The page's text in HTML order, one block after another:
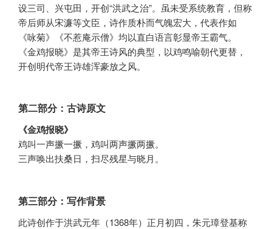
设三司、兴屯田，开创“洪武之治”。虽未受系统教育，但称
帝后师从宋濂等文臣，诗作质朴而气魄宏大，代表作如
《咏菊》《不惹庵示僧》均以直白语言彰显帝王霸气。
《金鸡报晓》是其帝王诗风的典型，以鸡鸣喻朝代更替，
开创明代帝王诗雄浑豪放之风。
第二部分：古诗原文
《金鸡报晓》
鸡叫一声撅一撅，鸡叫两声撅两撅。
三声唤出扶桑日，扫尽残星与晓月。
第三部分：写作背景
此诗创作于洪武元年（1368年）正月初四，朱元璋登基称